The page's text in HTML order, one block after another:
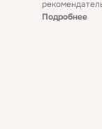
Подробнее